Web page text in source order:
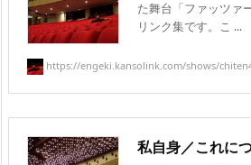
た舞台「ファッツァ
リンク集です。こ ...
https://engeki.kansolink.com/shows/
私自身／これに